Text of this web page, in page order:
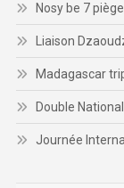
Nosy be 7
Liaison
Madagascar
Double
Journée